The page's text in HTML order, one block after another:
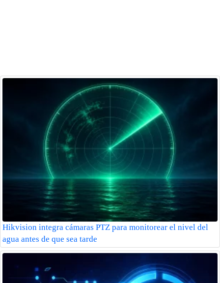
Hikvision integra cámaras PTZ para monitorear el nivel del
agua antes de que sea tarde